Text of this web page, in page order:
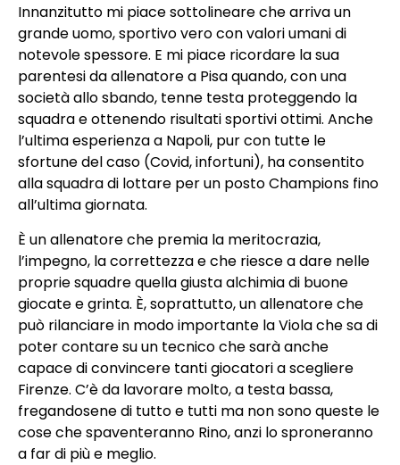
Innanzitutto mi piace sottolineare che arriva un
grande uomo, sportivo vero con valori umani di
notevole spessore. E mi piace ricordare la sua
parentesi da allenatore a Pisa quando, con una
società allo sbando, tenne testa proteggendo la
squadra e ottenendo risultati sportivi ottimi. Anche
l’ultima esperienza a Napoli, pur con tutte le
sfortune del caso (Covid, infortuni), ha consentito
alla squadra di lottare per un posto Champions fino
all’ultima giornata.
È un allenatore che premia la meritocrazia,
l’impegno, la correttezza e che riesce a dare nelle
proprie squadre quella giusta alchimia di buone
giocate e grinta. È, soprattutto, un allenatore che
può rilanciare in modo importante la Viola che sa di
poter contare su un tecnico che sarà anche
capace di convincere tanti giocatori a scegliere
Firenze. C’è da lavorare molto, a testa bassa,
fregandosene di tutto e tutti ma non sono queste le
cose che spaventeranno Rino, anzi lo sproneranno
a far di più e meglio.